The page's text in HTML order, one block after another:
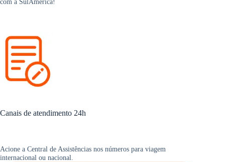
Canais de atendimento 24h
Acione a Central de Assistências nos números para viagem
internacional ou nacional.